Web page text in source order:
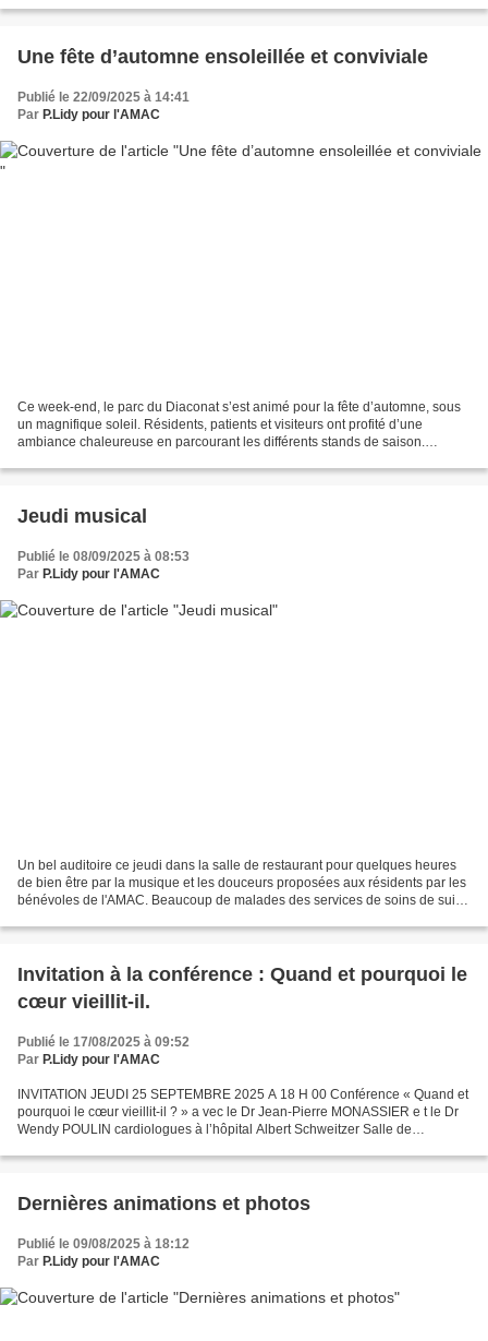
Une fête d’automne ensoleillée et conviviale
Publié le 22/09/2025 à 14:41
Par P.Lidy pour l'AMAC
Ce week-end, le parc du Diaconat s’est animé pour la fête d’automne, sous
un magnifique soleil. Résidents, patients et visiteurs ont profité d’une
ambiance chaleureuse en parcourant les différents stands de saison.
Jeudi musical
Publié le 08/09/2025 à 08:53
Par P.Lidy pour l'AMAC
Un bel auditoire ce jeudi dans la salle de restaurant pour quelques heures
de bien être par la musique et les douceurs proposées aux résidents par les
bénévoles de l'AMAC. Beaucoup de malades des services de soins de suite,
Invitation à la conférence : Quand et pourquoi le
cœur vieillit-il.
Publié le 17/08/2025 à 09:52
Par P.Lidy pour l'AMAC
INVITATION JEUDI 25 SEPTEMBRE 2025 A 18 H 00 Conférence « Quand et
pourquoi le cœur vieillit-il ? » a vec le Dr Jean-Pierre MONASSIER e t le Dr
Wendy POULIN cardiologues à l’hôpital Albert Schweitzer Salle de
Dernières animations et photos
Publié le 09/08/2025 à 18:12
Par P.Lidy pour l'AMAC